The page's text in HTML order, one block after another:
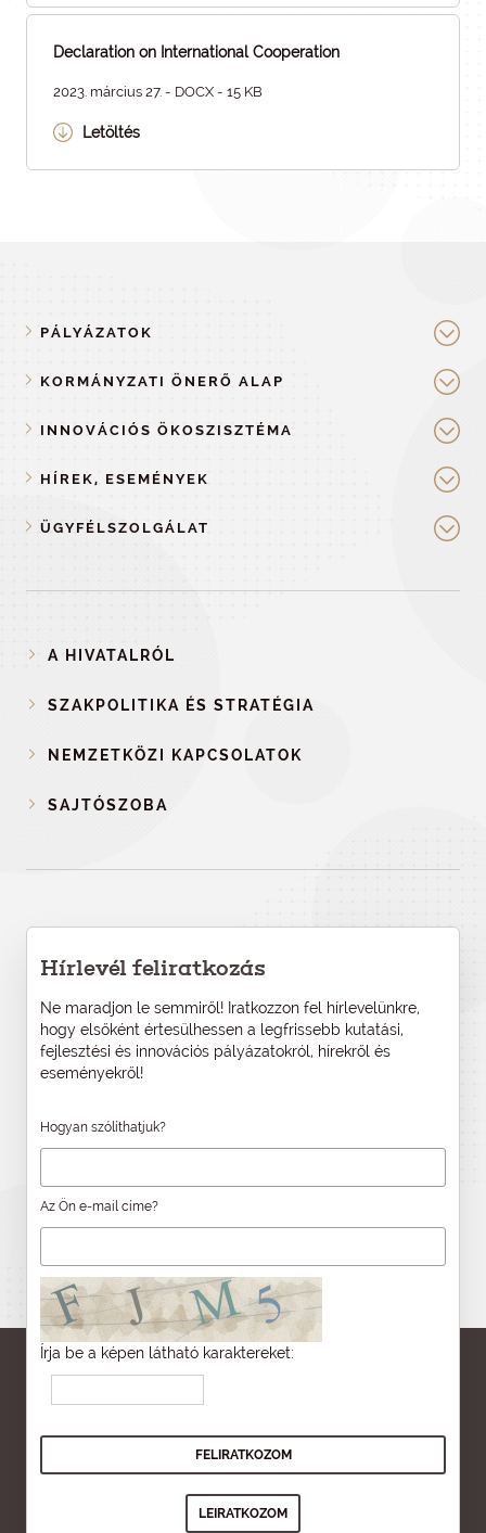
Declaration on International Cooperation
2023. március 27. - DOCX - 15 KB
Letöltés
PÁLYÁZATOK
KORMÁNYZATI ÖNERŐ ALAP
INNOVÁCIÓS ÖKOSZISZTÉMA
HÍREK, ESEMÉNYEK
ÜGYFÉLSZOLGÁLAT
A HIVATALRÓL
SZAKPOLITIKA ÉS STRATÉGIA
NEMZETKÖZI KAPCSOLATOK
SAJTÓSZOBA
Hírlevél feliratkozás
Ne maradjon le semmiről! Iratkozzon fel hírlevelünkre,
hogy elsőként értesülhessen a legfrissebb kutatási,
fejlesztési és innovációs pályázatokról, hírekről és
eseményekről!
Hogyan szólíthatjuk?
Az Ön e-mail címe?
Írja be a képen látható karaktereket: